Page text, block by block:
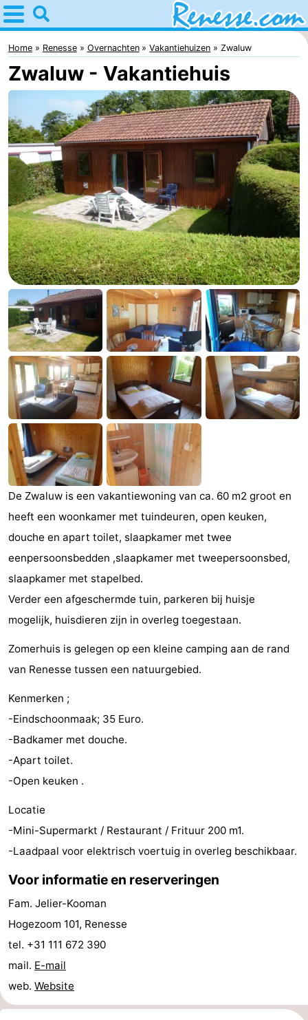
Home
Renesse
Tips
kinderen
Overnachten
Appartementen
-
Port
Greve
-
Zeeuwse
Kust
Bed
(&
breakfasts)
Campings
Hotels
Vakantiehuizen
Buitenheem
-
De
Oase
-
Duinoord
-
Ginsterveld
-
Julianahoeve
-
Livingstone
-
Port
-
Zélande
Resort
Haamstede
-
Résidence
Hof
van
-
Schouwen
Schouwse
Valleien
-
Soeten
Blick
Zeeland
Village
-
Zeeuwse
-
’t
van
Last
Zien
Home Renesse Overnachten Vakantiehuizen Zwaluw
Zwaluw - Vakantiehuis
De Zwaluw is een vakantiewoning van ca. 60 m2 groot en
heeft een woonkamer met tuindeuren, open keuken,
douche en apart toilet, slaapkamer met twee
eenpersoonsbedden ,slaapkamer met tweepersoonsbed,
slaapkamer met stapelbed.
Verder een afgeschermde tuin, parkeren bij huisje
mogelijk, huisdieren zijn in overleg toegestaan.
Zomerhuis is gelegen op een kleine camping aan de rand
van Renesse tussen een natuurgebied.
Kenmerken ;
-Eindschoonmaak; 35 Euro.
-Badkamer met douche.
-Apart toilet.
-Open keuken .
Locatie
-Mini-Supermarkt / Restaurant / Frituur 200 m1.
-Laadpaal voor elektrisch voertuig in overleg beschikbaar.
Voor informatie en reserveringen
Fam. Jelier-Kooman
Hogezoom 101, Renesse
tel. +31 111 672 390
mail. E-mail
web. Website